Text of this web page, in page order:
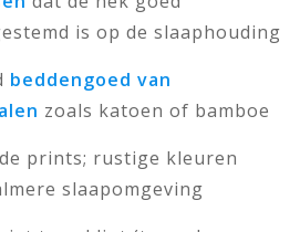
is op de slaaphouding
beddengoed van
zoals katoen of bamboe
prints; rustige kleuren
slaapomgeving